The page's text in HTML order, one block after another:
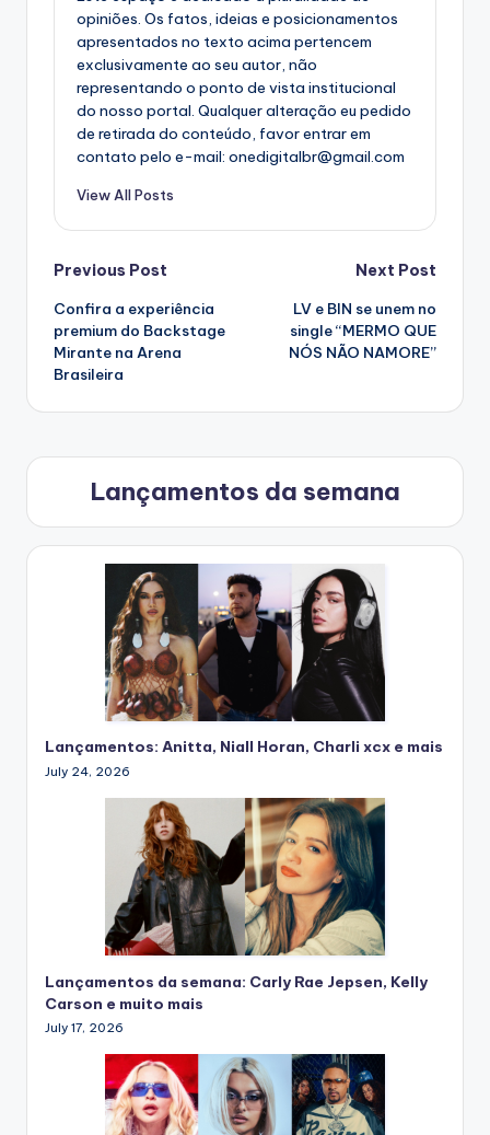
opiniões. Os fatos, ideias e posicionamentos
apresentados no texto acima pertencem
exclusivamente ao seu autor, não
representando o ponto de vista institucional
do nosso portal. Qualquer alteração eu pedido
de retirada do conteúdo, favor entrar em
contato pelo e-mail: onedigitalbr@gmail.com
View All Posts
Post
navigation
Previous Post
Confira a experiência
premium do Backstage
Mirante na Arena
Brasileira
Next Post
LV e BIN se unem no
single “MERMO QUE
NÓS NÃO NAMORE”
Lançamentos da semana
Lançamentos: Anitta, Niall Horan, Charli xcx e mais
July 24, 2026
Lançamentos da semana: Carly Rae Jepsen, Kelly
Carson e muito mais
July 17, 2026